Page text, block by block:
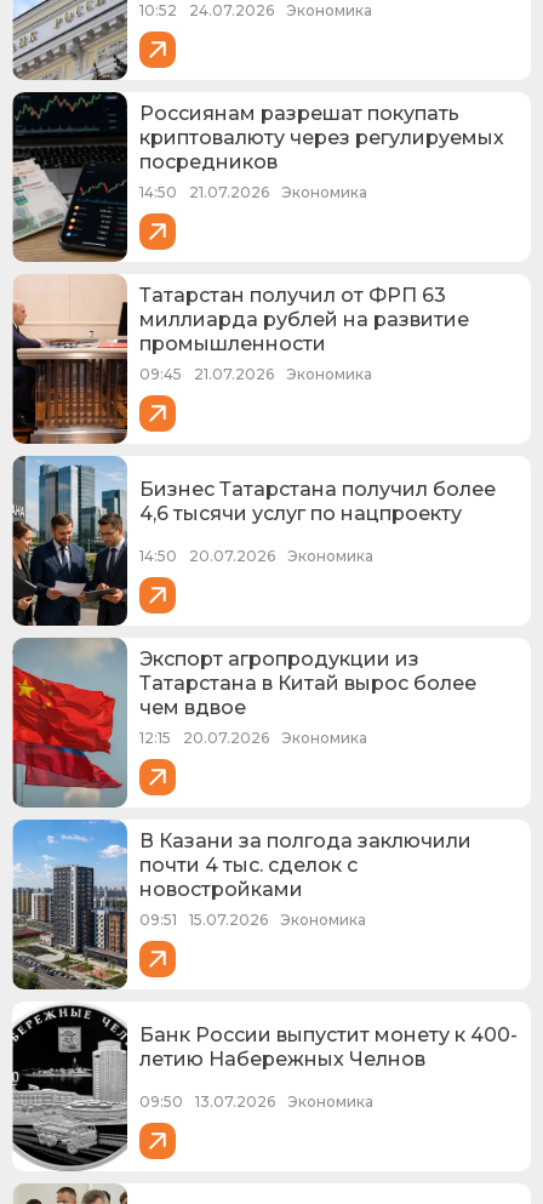
10:52 24.07.2026 Экономика
Россиянам разрешат покупать
криптовалюту через регулируемых
посредников
14:50 21.07.2026 Экономика
Татарстан получил от ФРП 63
миллиарда рублей на развитие
промышленности
09:45 21.07.2026 Экономика
Бизнес Татарстана получил более
4,6 тысячи услуг по нацпроекту
14:50 20.07.2026 Экономика
Экспорт агропродукции из
Татарстана в Китай вырос более
чем вдвое
12:15 20.07.2026 Экономика
В Казани за полгода заключили
почти 4 тыс. сделок с
новостройками
09:51 15.07.2026 Экономика
Банк России выпустит монету к 400-
летию Набережных Челнов
09:50 13.07.2026 Экономика